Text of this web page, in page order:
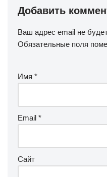
Добавить
Ваш адрес email не
Обязательные поля
Имя *
Email *
Сайт